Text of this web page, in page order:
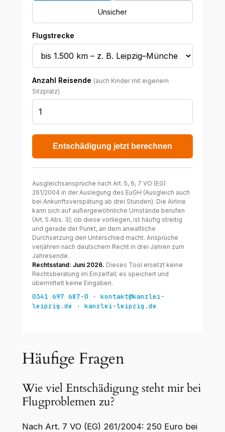
Häufige Fragen
Wie viel Entschädigung steht mir bei
Flugproblemen zu?
Nach Art. 7 VO (EG) 261/2004: 250 Euro bei